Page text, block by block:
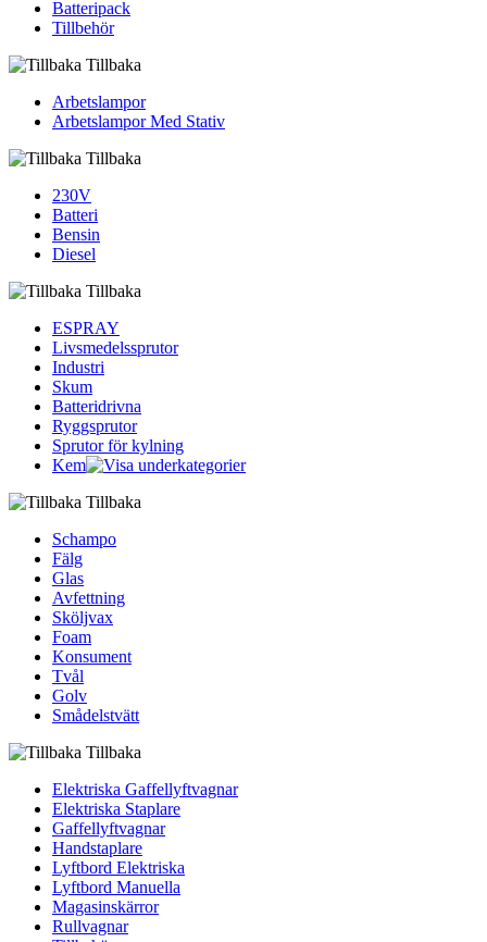
Batteripack
Tillbehör
Tillbaka
Arbetslampor
Arbetslampor Med Stativ
Tillbaka
230V
Batteri
Bensin
Diesel
Tillbaka
ESPRAY
Livsmedelssprutor
Industri
Skum
Batteridrivna
Ryggsprutor
Sprutor för kylning
Kem
Tillbaka
Schampo
Fälg
Glas
Avfettning
Sköljvax
Foam
Konsument
Tvål
Golv
Smådelstvätt
Tillbaka
Elektriska Gaffellyftvagnar
Elektriska Staplare
Gaffellyftvagnar
Handstaplare
Lyftbord Elektriska
Lyftbord Manuella
Magasinskärror
Rullvagnar